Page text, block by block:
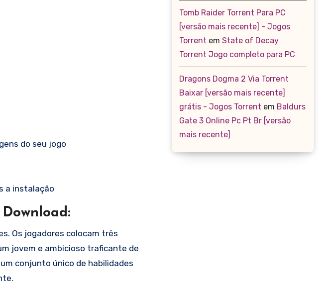
do seu jogo
a instalação
Os jogadores colocam três
jovem e ambicioso traficante de
conjunto único de habilidades
Tomb Raider Torrent Para PC
[versão mais recente] - Jogos
Torrent em State of Decay
Torrent Jogo completo para PC
Dragons Dogma 2 Via Torrent
Baixar [versão mais recente]
grátis - Jogos Torrent em Baldurs
Gate 3 Online Pc Pt Br [versão
mais recente]